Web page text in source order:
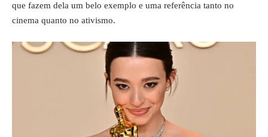
que fazem dela um belo exemplo e uma referência tanto no
cinema quanto no ativismo.